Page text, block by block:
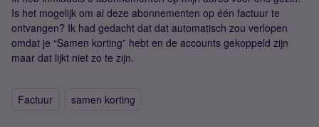
Is het mogelijk om al deze abonnementen op één factuur te
ontvangen? Ik had gedacht dat dat automatisch zou verlopen
omdat je “Samen korting” hebt en de accounts gekoppeld zijn
maar dat lijkt niet zo te zijn.
Factuur samen korting